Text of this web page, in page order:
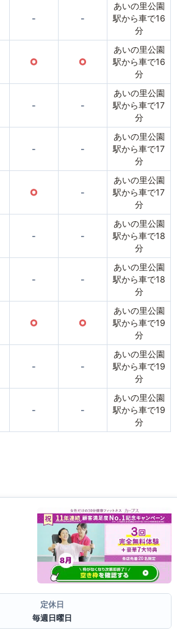
- -
あいの里公園
駅から車で16
分
○ ○
あいの里公園
駅から車で16
分
- -
あいの里公園
駅から車で17
分
- -
あいの里公園
駅から車で17
分
○ -
あいの里公園
駅から車で17
分
- -
あいの里公園
駅から車で18
分
- -
あいの里公園
駅から車で18
分
○ ○
あいの里公園
駅から車で19
分
- -
あいの里公園
駅から車で19
分
- -
あいの里公園
駅から車で19
分
定休日
毎週日曜日